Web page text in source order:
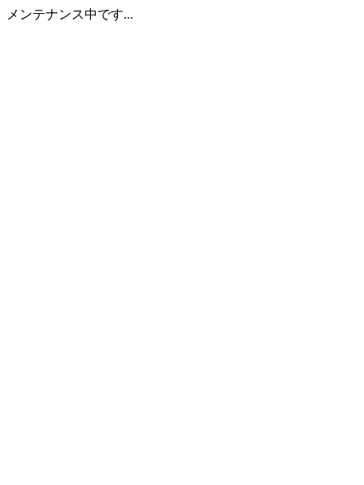
メンテナンス中です...